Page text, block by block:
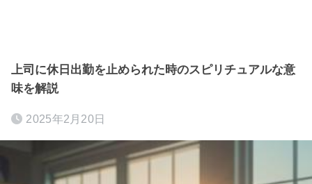
上司に休日出勤を止められた時のスピリチュアルな意
味を解説
2025年2月20日